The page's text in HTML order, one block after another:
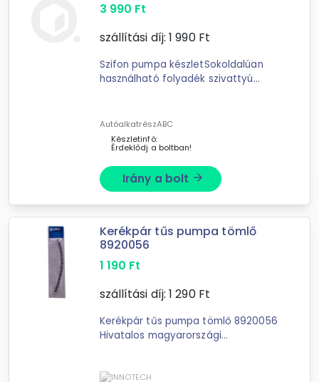
3 990 Ft
szállítási díj: 1 990Ft
Szifon pumpa készletSokoldalúan
használható folyadék szivattyú
AutóalkatrészABC
Készletinfó:
Érdeklődj a boltban!
Irány a bolt arrow_forward
Kerékpár tűs pumpa tömlő
8920056
1 190 Ft
szállítási díj: 1 290Ft
Kerékpár tűs pumpa tömlő 8920056
Hivatalos magyarországi